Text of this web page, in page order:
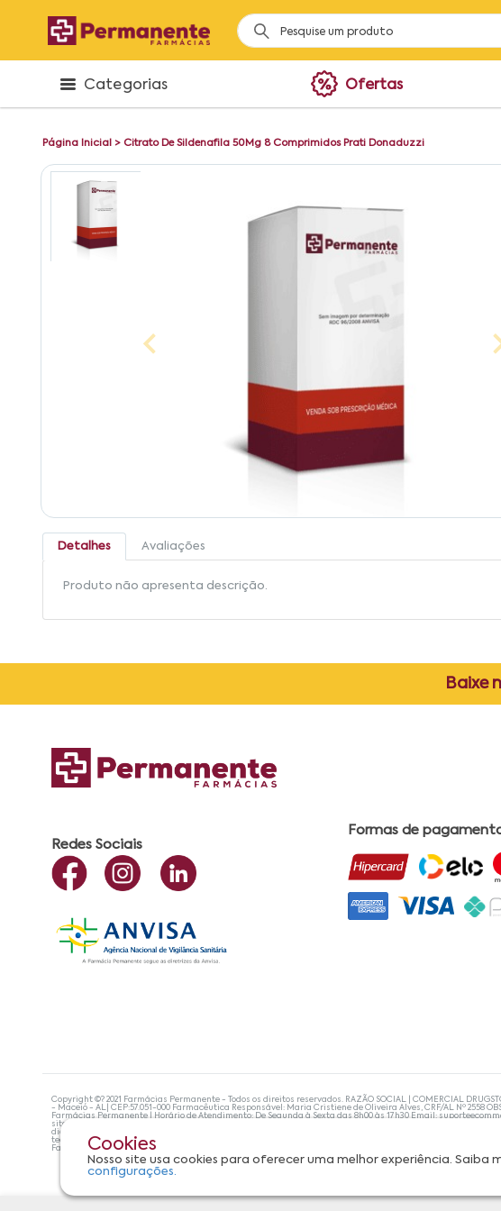
Categorias Ofertas
Página Inicial > Citrato De Sildenafila 50Mg 8 Comprimidos Prati Donaduzzi
Detalhes Avaliações
Produto não apresenta descrição.
Cookies
Nosso site usa cookies para oferecer uma melhor experiência. Saiba
configurações.
Baixe
Redes Sociais
Formas de
Copyright ©? 2021 Farmácias Permanente - Todos os direitos reservados. RAZÃO SOCIAL | COMERCIAL
- Maceió - AL| CEP:57.051-000 Farmacêutica Responsável: Maria Cristiene de Oliveira Alves, CRF/AL Nº 2558
Farmácias Permanente | Horário de Atendimento: De Segunda à Sexta das 8h00 às 17h30 Email:
site não devem ser utilizadas para automedicação e, de forma alguma, substituem as orientações de um
diagnosticar problemas de saúde e prescrever o tratamento adequado. Se os sintomas persistirem, um
tecnologias mais avançadas de proteção de dados, para que você possa realizar suas compras com
Farmácias Permanente. Todos os pedidos efetuados estão sujeitos à confirmação da disponibilidade de